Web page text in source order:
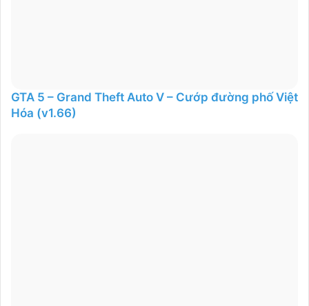
GTA 5 – Grand Theft Auto V – Cướp đường phố Việt
Hóa (v1.66)